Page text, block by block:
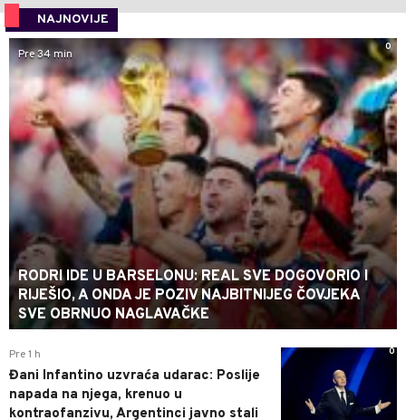
NAJNOVIJE
0
Pre 34 min
RODRI IDE U BARSELONU: REAL SVE DOGOVORIO I
RIJEŠIO, A ONDA JE POZIV NAJBITNIJEG ČOVJEKA
SVE OBRNUO NAGLAVAČKE
0
Pre 1 h
Đani Infantino uzvraća udarac: Poslije
napada na njega, krenuo u
kontraofanzivu, Argentinci javno stali